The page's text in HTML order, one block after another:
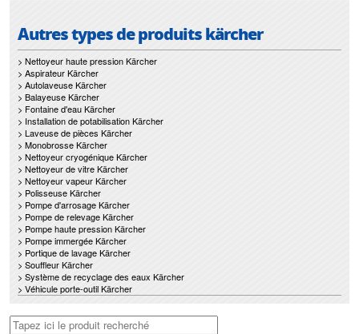
Autres types de produits kärcher
> Nettoyeur haute pression Kärcher
> Aspirateur Kärcher
> Autolaveuse Kärcher
> Balayeuse Kärcher
> Fontaine d'eau Kärcher
> Installation de potabilisation Kärcher
> Laveuse de pièces Kärcher
> Monobrosse Kärcher
> Nettoyeur cryogénique Kärcher
> Nettoyeur de vitre Kärcher
> Nettoyeur vapeur Kärcher
> Polisseuse Kärcher
> Pompe d'arrosage Kärcher
> Pompe de relevage Kärcher
> Pompe haute pression Kärcher
> Pompe immergée Kärcher
> Portique de lavage Kärcher
> Souffleur Kärcher
> Système de recyclage des eaux Kärcher
> Véhicule porte-outil Kärcher